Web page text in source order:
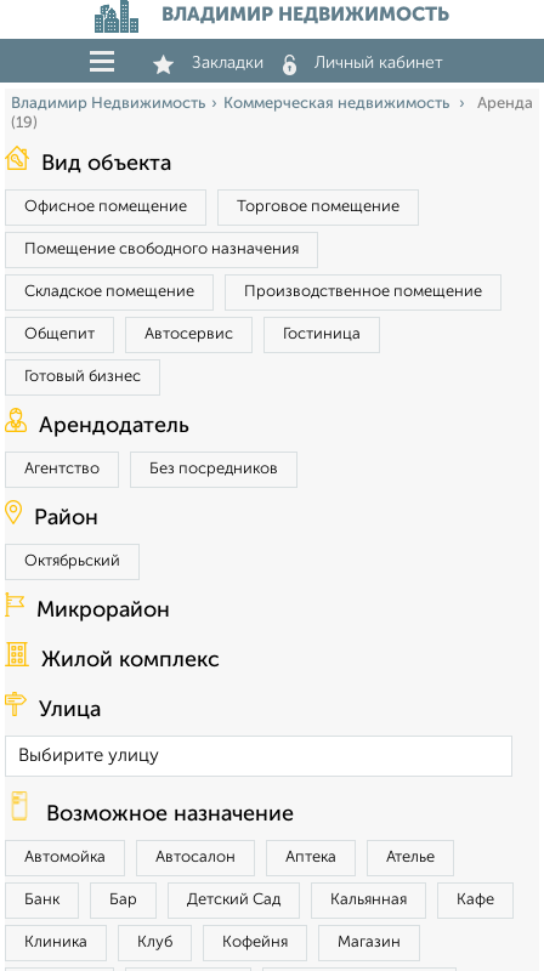
ВЛАДИМИР НЕДВИЖИМОСТЬ
Закладки Личный кабинет
Владимир Недвижимость Коммерческая недвижимость
Аренда
(19)
Вид объекта
Офисное помещение Торговое помещение
Помещение свободного назначения
Складское помещение Производственное помещение
Общепит Автосервис Гостиница
Готовый бизнес
Арендодатель
Агентство Без посредников
Район
Октябрьский
Микрорайон
Жилой комплекс
Улица
Возможное назначение
Автомойка Автосалон Аптека Ателье
Банк Бар Детский Сад Кальянная Кафе
Клиника Клуб Кофейня Магазин